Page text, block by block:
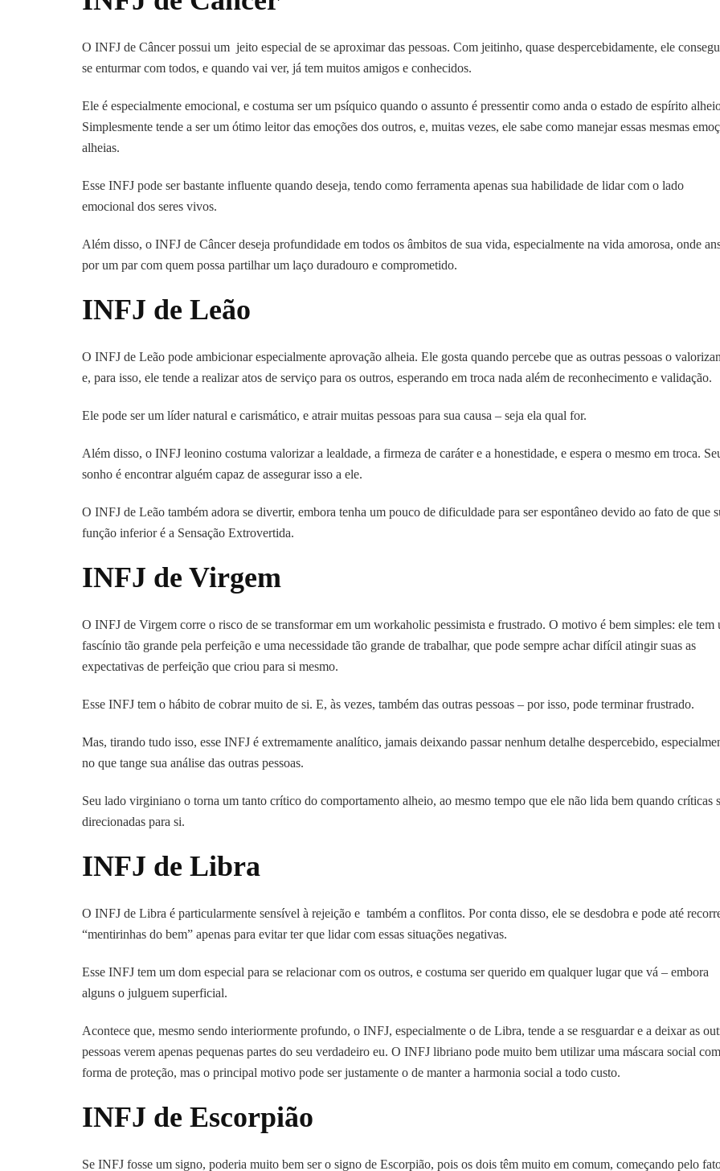
O INFJ de Câncer possui um jeito especial de se aproximar das pessoas. Com jeitinho, quase despercebidamente, ele
se enturmar com todos, e quando vai ver, já tem muitos amigos e conhecidos.
Ele é especialmente emocional, e costuma ser um psíquico quando o assunto é pressentir como anda o estado de espírito
Simplesmente tende a ser um ótimo leitor das emoções dos outros, e, muitas vezes, ele sabe como manejar essas mesmas
alheias.
Esse INFJ pode ser bastante influente quando deseja, tendo como ferramenta apenas sua habilidade de lidar com o lado
emocional dos seres vivos.
Além disso, o INFJ de Câncer deseja profundidade em todos os âmbitos de sua vida, especialmente na vida amorosa, onde
por um par com quem possa partilhar um laço duradouro e comprometido.
INFJ de Leão
O INFJ de Leão pode ambicionar especialmente aprovação alheia. Ele gosta quando percebe que as outras pessoas o
e, para isso, ele tende a realizar atos de serviço para os outros, esperando em troca nada além de reconhecimento e validação.
Ele pode ser um líder natural e carismático, e atrair muitas pessoas para sua causa – seja ela qual for.
Além disso, o INFJ leonino costuma valorizar a lealdade, a firmeza de caráter e a honestidade, e espera o mesmo em troca.
sonho é encontrar alguém capaz de assegurar isso a ele.
O INFJ de Leão também adora se divertir, embora tenha um pouco de dificuldade para ser espontâneo devido ao fato de que
função inferior é a Sensação Extrovertida.
INFJ de Virgem
O INFJ de Virgem corre o risco de se transformar em um workaholic pessimista e frustrado. O motivo é bem simples: ele tem
fascínio tão grande pela perfeição e uma necessidade tão grande de trabalhar, que pode sempre achar difícil atingir suas as
expectativas de perfeição que criou para si mesmo.
Esse INFJ tem o hábito de cobrar muito de si. E, às vezes, também das outras pessoas – por isso, pode terminar frustrado.
Mas, tirando tudo isso, esse INFJ é extremamente analítico, jamais deixando passar nenhum detalhe despercebido,
no que tange sua análise das outras pessoas.
Seu lado virginiano o torna um tanto crítico do comportamento alheio, ao mesmo tempo que ele não lida bem quando críticas
direcionadas para si.
INFJ de Libra
O INFJ de Libra é particularmente sensível à rejeição e também a conflitos. Por conta disso, ele se desdobra e pode até
“mentirinhas do bem” apenas para evitar ter que lidar com essas situações negativas.
Esse INFJ tem um dom especial para se relacionar com os outros, e costuma ser querido em qualquer lugar que vá – embora
alguns o julguem superficial.
Acontece que, mesmo sendo interiormente profundo, o INFJ, especialmente o de Libra, tende a se resguardar e a deixar as
pessoas verem apenas pequenas partes do seu verdadeiro eu. O INFJ libriano pode muito bem utilizar uma máscara social
forma de proteção, mas o principal motivo pode ser justamente o de manter a harmonia social a todo custo.
INFJ de Escorpião
Se INFJ fosse um signo, poderia muito bem ser o signo de Escorpião, pois os dois têm muito em comum, começando pelo